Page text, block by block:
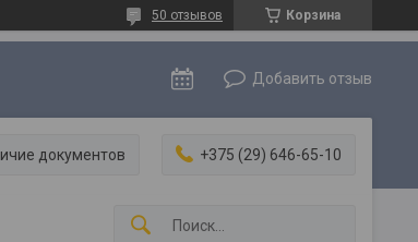
Корзина
50 отзывов
Добавить отзыв
документов +375 (29) 646-65-10